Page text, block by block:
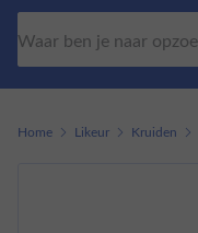
Home Likeur Kruiden